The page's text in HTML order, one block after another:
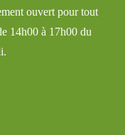
ouvert pour tout
14h00 à 17h00 du